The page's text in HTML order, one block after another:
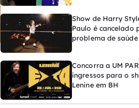
Show de Harry
Paulo é cancelado
problema de saúde
Concorra a UM
ingressos para o
Lenine em BH